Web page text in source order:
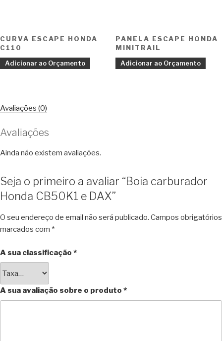
CURVA ESCAPE HONDA
C110
Adicionar ao Orçamento
PANELA ESCAPE HONDA
MINITRAIL
Adicionar ao Orçamento
Avaliações (0)
Avaliações
Ainda não existem avaliações.
Seja o primeiro a avaliar “Boia carburador
Honda CB50K1 e DAX”
O seu endereço de email não será publicado. Campos obrigatórios
marcados com *
A sua classificação *
A sua avaliação sobre o produto *